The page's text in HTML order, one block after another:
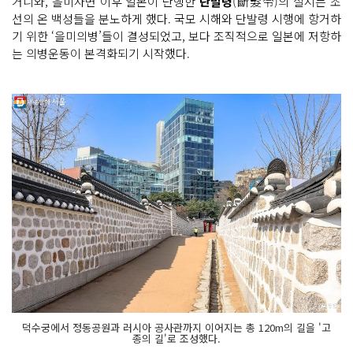
선의 온 백성들을 분노하게 했다. 국모 시해와 단발령 시행에 항거하
기 위한 ‘을미의병’들이 결성되었고, 보다 조직적으로 일본에 저항하
는 의병운동이 본격화되기 시작했다.
덕수궁에서 정동공원과 러시아 공사관까지 이어지는 총 120m의 길을 '고
종의 길'로 조성했다.